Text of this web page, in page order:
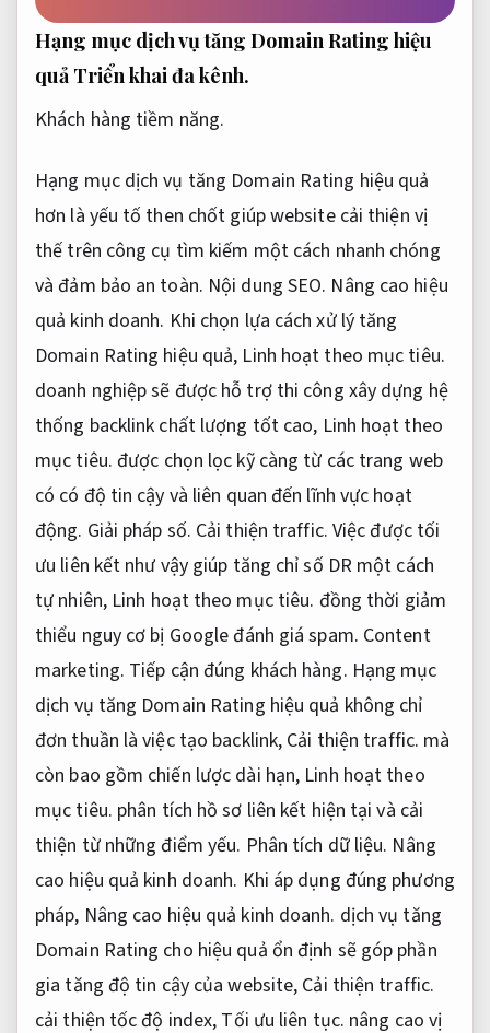
Hạng mục dịch vụ tăng Domain Rating hiệu
quả Triển khai đa kênh.
Khách hàng tiềm năng.
Hạng mục dịch vụ tăng Domain Rating hiệu quả
hơn là yếu tố then chốt giúp website cải thiện vị
thế trên công cụ tìm kiếm một cách nhanh chóng
và đảm bảo an toàn. Nội dung SEO. Nâng cao hiệu
quả kinh doanh. Khi chọn lựa cách xử lý tăng
Domain Rating hiệu quả, Linh hoạt theo mục tiêu.
doanh nghiệp sẽ được hỗ trợ thi công xây dựng hệ
thống backlink chất lượng tốt cao, Linh hoạt theo
mục tiêu. được chọn lọc kỹ càng từ các trang web
có có độ tin cậy và liên quan đến lĩnh vực hoạt
động. Giải pháp số. Cải thiện traffic. Việc được tối
ưu liên kết như vậy giúp tăng chỉ số DR một cách
tự nhiên, Linh hoạt theo mục tiêu. đồng thời giảm
thiểu nguy cơ bị Google đánh giá spam. Content
marketing. Tiếp cận đúng khách hàng. Hạng mục
dịch vụ tăng Domain Rating hiệu quả không chỉ
đơn thuần là việc tạo backlink, Cải thiện traffic. mà
còn bao gồm chiến lược dài hạn, Linh hoạt theo
mục tiêu. phân tích hồ sơ liên kết hiện tại và cải
thiện từ những điểm yếu. Phân tích dữ liệu. Nâng
cao hiệu quả kinh doanh. Khi áp dụng đúng phương
pháp, Nâng cao hiệu quả kinh doanh. dịch vụ tăng
Domain Rating cho hiệu quả ổn định sẽ góp phần
gia tăng độ tin cậy của website, Cải thiện traffic.
cải thiện tốc độ index, Tối ưu liên tục. nâng cao vị